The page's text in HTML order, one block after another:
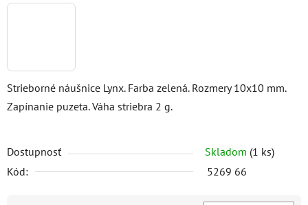
Strieborné náušnice Lynx. Farba zelená. Rozmery 10x10 mm.
Zapínanie puzeta. Váha striebra 2 g.
Dostupnosť Skladom (1 ks)
Kód:
5269 66